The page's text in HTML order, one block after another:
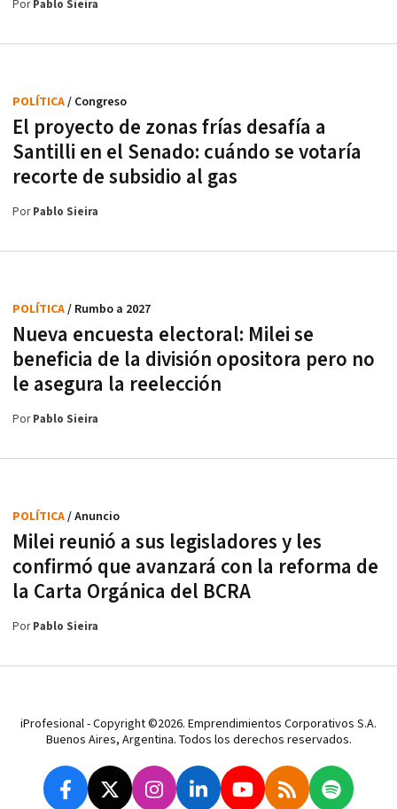
PorPablo Sieira
El proyecto de zonas frías desafía a
Santilli en el Senado: cuándo se votaría
recorte de subsidio al gas
POLÍTICA/ Congreso
PorPablo Sieira
Nueva encuesta electoral: Milei se
beneficia de la división opositora pero no
le asegura la reelección
POLÍTICA/ Rumbo a 2027
PorPablo Sieira
Milei reunió a sus legisladores y les
confirmó que avanzará con la reforma de
la Carta Orgánica del BCRA
POLÍTICA/ Anuncio
PorPablo Sieira
iProfesional - Copyright ©2026. Emprendimientos Corporativos S.A.
Buenos Aires, Argentina. Todos los derechos reservados.